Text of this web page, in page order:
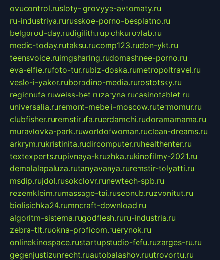
ovucontrol.rusloty-igrovyye-avtomaty.ru
ru-industriya.rurusskoe-porno-besplatno.ru
belgorod-day.rudigilith.rupichkurovlab.ru
medic-today.rutaksu.rucomp123.rudon-ykt.ru
teensvoice.ruimgsharing.rudomashnee-porno.ru
eva-elfie.rufoto-tur.rubiz-doska.rumetropoltravel.ru
veslo-i-yakor.ruborodino-media.rurostotsky.ru
regionufa.ruweiss-bet.ruzaryna.rucasinotablet.ru
universalia.ruremont-mebeli-moscow.rutermomur.ru
clubfisher.ruremstirufa.ruerdamchi.rudoramamama.ru
muraviovka-park.ruworldofwoman.ruclean-dreams.ru
arkrym.rukristinita.rudircomputer.ruhealthenter.ru
textexperts.rupivnaya-kruzhka.rukinofilmy-2021.ru
demolalapaluza.rutanyavanya.ruremstir-tolyatti.ru
msdip.rujdol.rusokolovr.runewtech-spb.ru
rezemkleim.rumassage-tai.ruseonub.ruzvonitut.ru
biolisichka24.rumncraft-download.ru
algoritm-sistema.rugodflesh.ruru-industria.ru
zebra-tlt.ruokna-proficom.ruerynok.ru
onlinekinospace.rustartupstudio-fefu.ruzarges-ru.ru
gegenjustizunrecht.ruautobalashov.ruutrovortu.ru